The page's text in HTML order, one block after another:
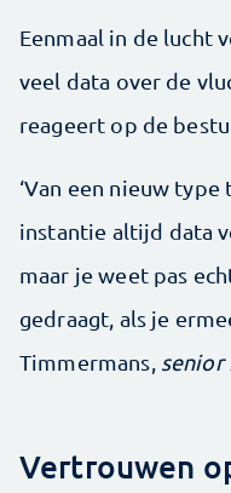
Eenmaal in de lucht
veel data over de
reageert op de
‘Van een nieuw
instantie altijd data
maar je weet pas
gedraagt, als je
Timmermans, senior
Vertrouwen